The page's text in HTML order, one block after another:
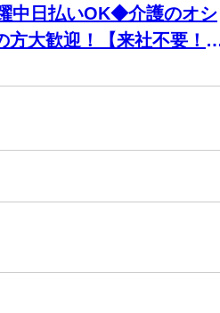
中日払いOK◆介護のオシ
大歓迎！【来社不要！